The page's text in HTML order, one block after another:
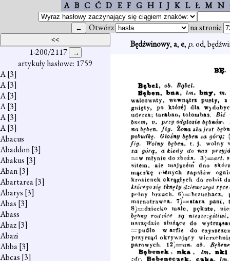
A B C Ć D E F G H I J K L Ł M N
Otwórz na stronie
1-200/2117
artykuły hasłowe: 1759
A[3]
A[3]
A[3]
A[3]
A[3]
A[3]
Abacus
Abaddon[3]
Abakus [3]
Aban[3]
Abartarea[3]
Abarys [3]
Abas [3]
Abass
Abaz[3]
Abazi
Abba[3]
Abcas [3]
Będźwinowy,a,e, p.od,